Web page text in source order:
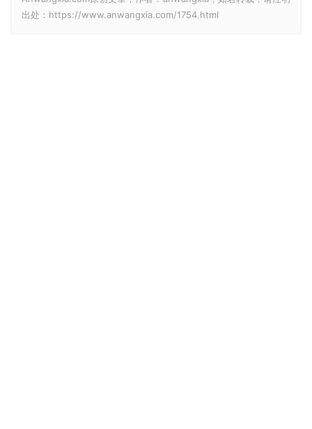
出处：https://www.anwangxia.com/1754.html